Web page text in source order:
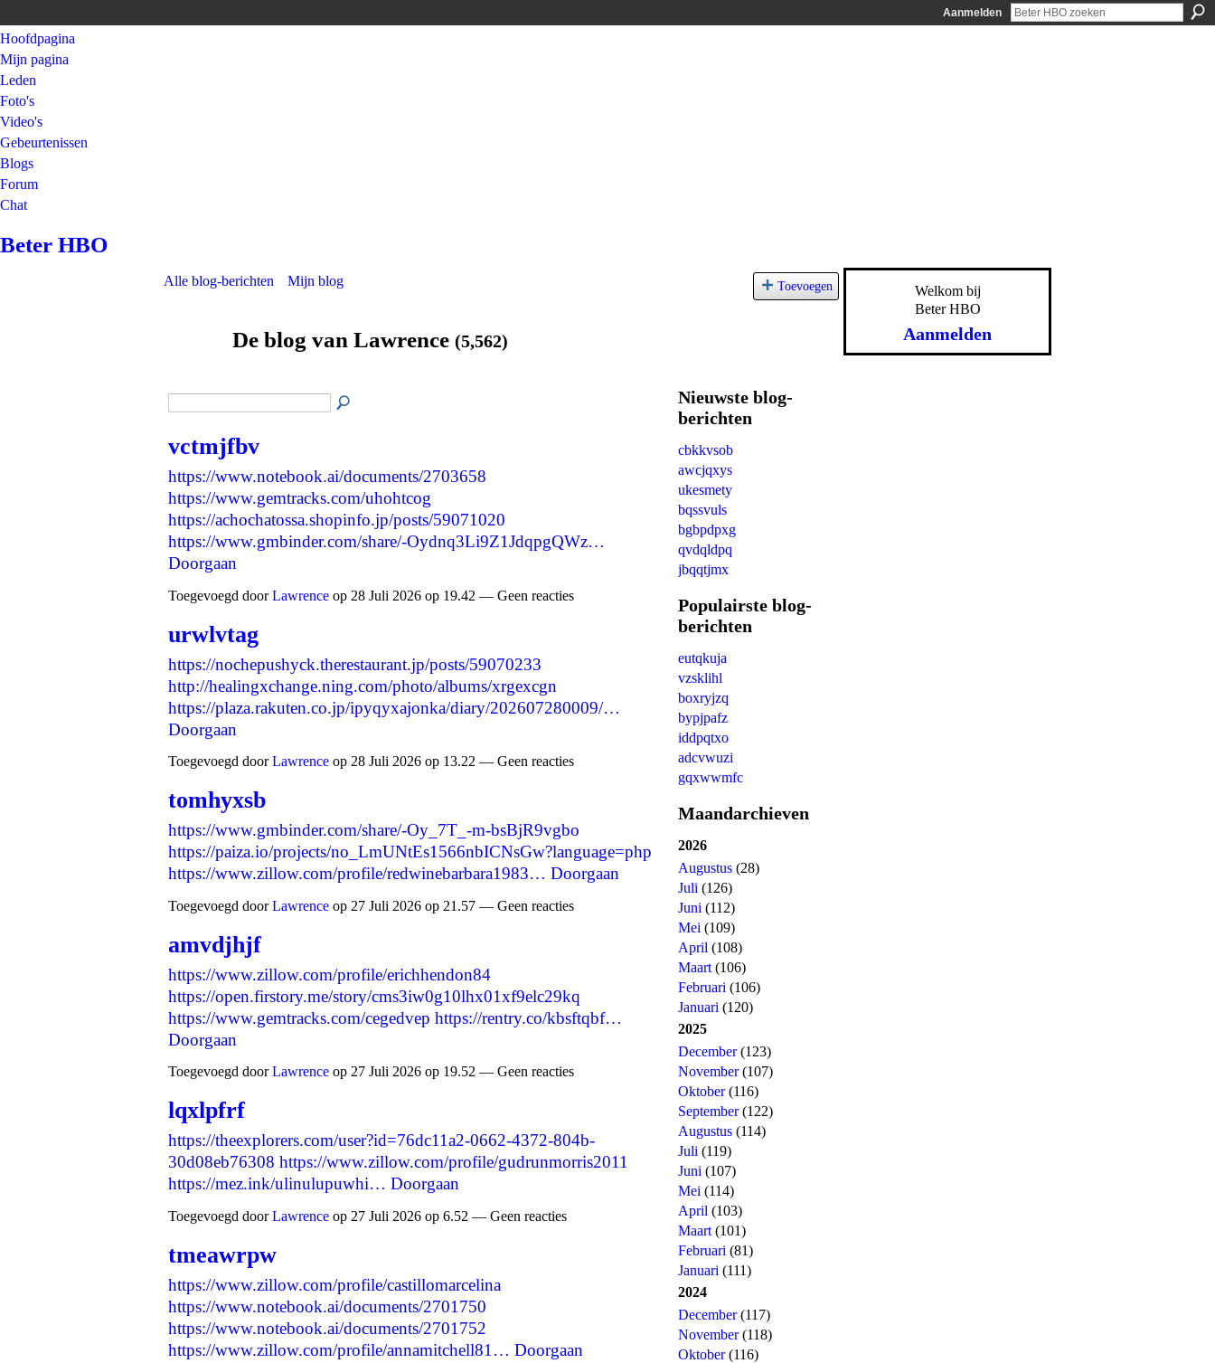
Aanmelden
Hoofdpagina
Mijn pagina
Leden
Foto's
Video's
Gebeurtenissen
Blogs
Forum
Chat
Beter HBO
Alle blog-berichten Mijn blog Toevoegen
De blog van Lawrence (5,562)
vctmjfbv
https://www.notebook.ai/documents/2703658
https://www.gemtracks.com/uhohtcog
https://achochatossa.shopinfo.jp/posts/59071020
https://www.gmbinder.com/share/-Oydnq3Li9Z1JdqpgQWz…
Doorgaan
Toegevoegd doorLawrence op 28 Juli 2026 op 19.42 — Geen reacties
urwlvtag
https://nochepushyck.therestaurant.jp/posts/59070233
http://healingxchange.ning.com/photo/albums/xrgexcgn
https://plaza.rakuten.co.jp/ipyqyxajonka/diary/202607280009/…
Doorgaan
Toegevoegd doorLawrence op 28 Juli 2026 op 13.22 — Geen reacties
tomhyxsb
https://www.gmbinder.com/share/-Oy_7T_-m-bsBjR9vgbo
https://paiza.io/projects/no_LmUNtEs1566nbICNsGw?language=php
https://www.zillow.com/profile/redwinebarbara1983… Doorgaan
Toegevoegd doorLawrence op 27 Juli 2026 op 21.57 — Geen reacties
amvdjhjf
https://www.zillow.com/profile/erichhendon84
https://open.firstory.me/story/cms3iw0g10lhx01xf9elc29kq
https://www.gemtracks.com/cegedvep https://rentry.co/kbsftqbf…
Doorgaan
Toegevoegd doorLawrence op 27 Juli 2026 op 19.52 — Geen reacties
lqxlpfrf
https://theexplorers.com/user?id=76dc11a2-0662-4372-804b-
30d08eb76308 https://www.zillow.com/profile/gudrunmorris2011
https://mez.ink/ulinulupuwhi… Doorgaan
Toegevoegd doorLawrence op 27 Juli 2026 op 6.52 — Geen reacties
tmeawrpw
https://www.zillow.com/profile/castillomarcelina
https://www.notebook.ai/documents/2701750
https://www.notebook.ai/documents/2701752
https://www.zillow.com/profile/annamitchell81… Doorgaan
Nieuwste blog-
berichten
cbkkvsob
awcjqxys
ukesmety
bqssvuls
bgbpdpxg
qvdqldpq
jbqqtjmx
Populairste blog-
berichten
eutqkuja
vzsklihl
boxryjzq
bypjpafz
iddpqtxo
adcvwuzi
gqxwwmfc
Maandarchieven
2026
Augustus (28)
Juli (126)
Juni (112)
Mei (109)
April (108)
Maart (106)
Februari (106)
Januari (120)
2025
December(123)
November(107)
Oktober(116)
September(122)
Augustus (114)
Juli (119)
Juni (107)
Mei (114)
April (103)
Maart (101)
Februari (81)
Januari (111)
2024
December(117)
November(118)
Oktober(116)
Welkom bij
Beter HBO
Aanmelden